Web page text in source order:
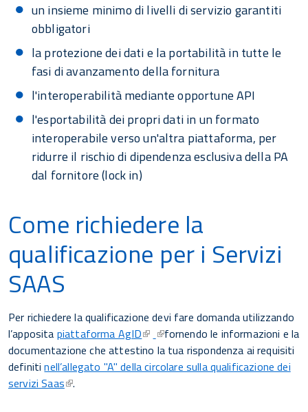
un insieme minimo di livelli di servizio garantiti
obbligatori
la protezione dei dati e la portabilità in tutte le
fasi di avanzamento della fornitura
l'interoperabilità mediante opportune API
l'esportabilità dei propri dati in un formato
interoperabile verso un'altra piattaforma, per
ridurre il rischio di dipendenza esclusiva della PA
dal fornitore (lock in)
Come richiedere la
qualificazione per i Servizi
SAAS
Per richiedere la qualificazione devi fare domanda utilizzando
l’apposita piattaforma AgID
fornendo le informazioni e la
documentazione che attestino la tua rispondenza ai requisiti
definitinell’allegato "A" della circolare sulla qualificazione dei
servizi Saas .